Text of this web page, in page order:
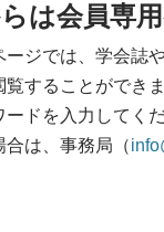
は会員専
ージでは、学会誌
することができま
ードを入力してくだ
合は、事務局（